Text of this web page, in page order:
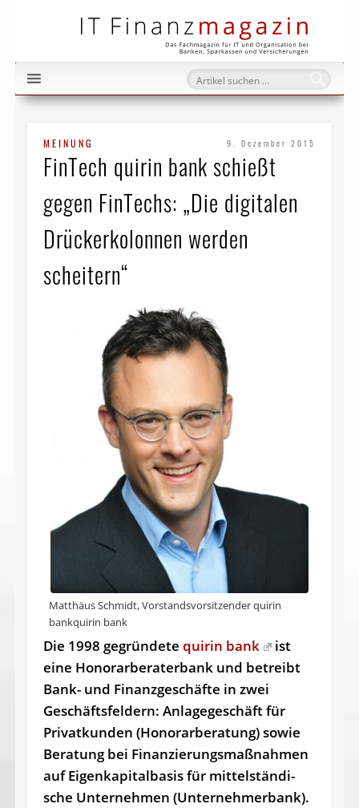
MEINUNG 9. Dezember 2015
FinTech quirin bank schießt
gegen FinTechs: „Die digitalen
Drückerkolonnen werden
scheitern“
Matthäus Schmidt, Vorstandsvorsitzender quirin
bankquirin bank
Die 1998 gegründete quirin bank
ist
eine Honorarberaterbank und betreibt
Bank- und Finanzgeschäfte in zwei
Geschäfts­fel­dern: Anla­gege­schäft für
Privatkun­den (Hono­r­arbe­ra­tung) sowie
Be­ra­tung bei Fi­nanzierungs­maßnah­men
auf Ei­gen­kapitalbasis für mit­telständi­
sche Un­ternehmen (Un­ternehmerbank).